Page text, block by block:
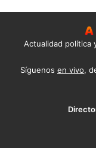
Actualidad política
Síguenos en vivo,